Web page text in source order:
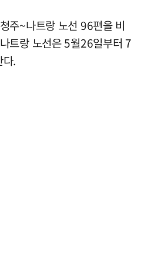
주~나트랑 노선 96편을 비
트랑 노선은 5월26일부터 7
.